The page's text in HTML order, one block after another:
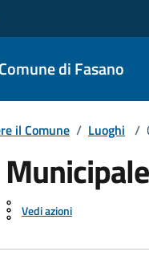
Comune di Fasano
il Comune / Luoghi /
Municipale
Vedi azioni